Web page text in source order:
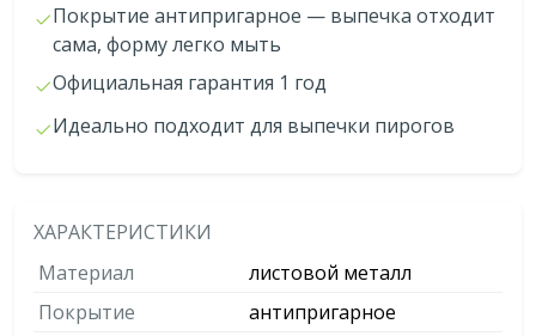
Покрытие антипригарное — выпечка отходит
сама, форму легко мыть
Официальная гарантия 1 год
Идеально подходит для выпечки пирогов
ХАРАКТЕРИСТИКИ
Материал
листовой металл
Покрытие
антипригарное